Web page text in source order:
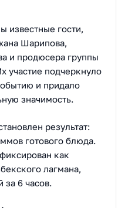
известные гости,
Шарипова,
и продюсера группы
участие подчеркнуло
и придало
значимость.
результат:
готового блюда.
как
лагмана,
за 6 часов.